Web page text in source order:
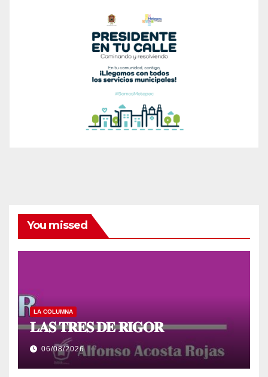
You missed
LA COLUMNA
𝐋𝐀𝐒 𝐓𝐑𝐄𝐒 𝐃𝐄 𝐑𝐈𝐆𝐎𝐑
06/08/2026